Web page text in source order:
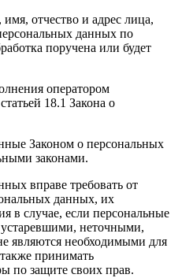
отчество и адрес лица,
данных по
поручена или будет
оператором
18.1 Закона о
Законом о персональных
законами.
вправе требовать от
данных, их
в случае, если персональные
неточными,
являются необходимыми для
принимать
по защите своих прав.